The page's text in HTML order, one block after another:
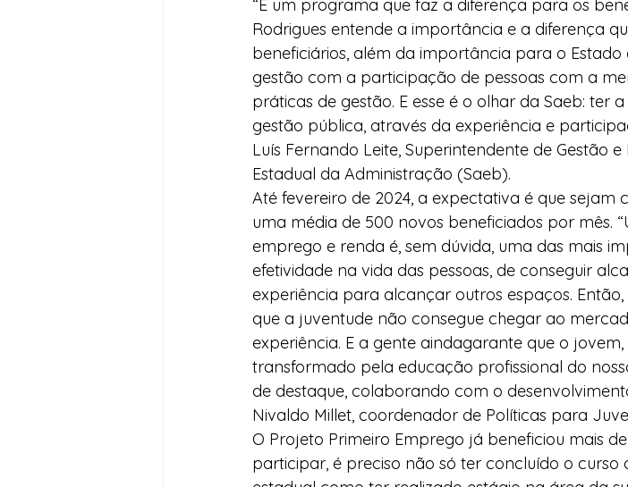
“É um programa que faz a diferença para os
Rodrigues entende a importância e a diferença
beneficiários, além da importância para o
gestão com a participação de pessoas com a
práticas de gestão. E esse é o olhar da Saeb: ter
gestão pública, através da experiência e
Luís Fernando Leite, Superintendente de Gestão
Estadual da Administração (Saeb).
Até fevereiro de 2024, a expectativa é que sejam
uma média de 500 novos beneficiados por mês.
emprego e renda é, sem dúvida, uma das mais
efetividade na vida das pessoas, de conseguir
experiência para alcançar outros espaços.
que a juventude não consegue chegar ao
experiência. E a gente aindagarante que o
transformado pela educação profissional do
de destaque, colaborando com o
Nivaldo Millet, coordenador de Políticas para
O Projeto Primeiro Emprego já beneficiou mais
participar, é preciso não só ter concluído o